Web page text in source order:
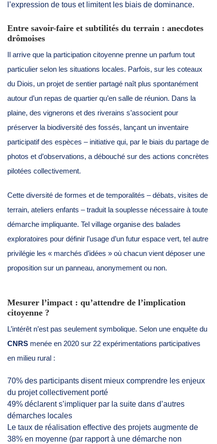
l’expression de tous et limitent les biais de dominance.
Entre savoir-faire et subtilités du terrain : anecdotes
drômoises
Il arrive que la participation citoyenne prenne un parfum tout
particulier selon les situations locales. Parfois, sur les coteaux
du Diois, un projet de sentier partagé naît plus spontanément
autour d’un repas de quartier qu’en salle de réunion. Dans la
plaine, des vignerons et des riverains s’associent pour
préserver la biodiversité des fossés, lançant un inventaire
participatif des espèces – initiative qui, par le biais du partage de
photos et d’observations, a débouché sur des actions concrètes
pilotées collectivement.
Cette diversité de formes et de temporalités – débats, visites de
terrain, ateliers enfants – traduit la souplesse nécessaire à toute
démarche impliquante. Tel village organise des balades
exploratoires pour définir l’usage d’un futur espace vert, tel autre
privilégie les « marchés d’idées » où chacun vient déposer une
proposition sur un panneau, anonymement ou non.
Mesurer l’impact : qu’attendre de l’implication
citoyenne ?
L’intérêt n’est pas seulement symbolique. Selon une enquête du
CNRS menée en 2020 sur 22 expérimentations participatives
en milieu rural :
70% des participants disent mieux comprendre les enjeux
du projet collectivement porté
49% déclarent s’impliquer par la suite dans d’autres
démarches locales
Le taux de réalisation effective des projets augmente de
38% en moyenne (par rapport à une démarche non